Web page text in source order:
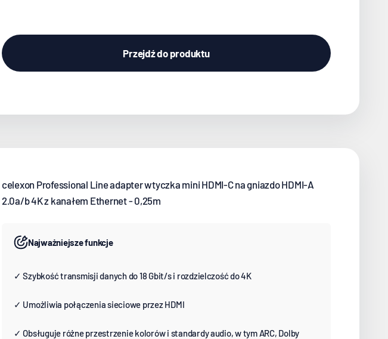
Przejdź do produktu
celexon Professional Line adapter wtyczka mini HDMI-C na gniazdo HDMI-A
2.0a/b 4K z kanałem Ethernet - 0,25m
Najważniejsze funkcje
✓ Szybkość transmisji danych do 18 Gbit/s i rozdzielczość do 4K
✓ Umożliwia połączenia sieciowe przez HDMI
✓ Obsługuje różne przestrzenie kolorów i standardy audio, w tym ARC, Dolby